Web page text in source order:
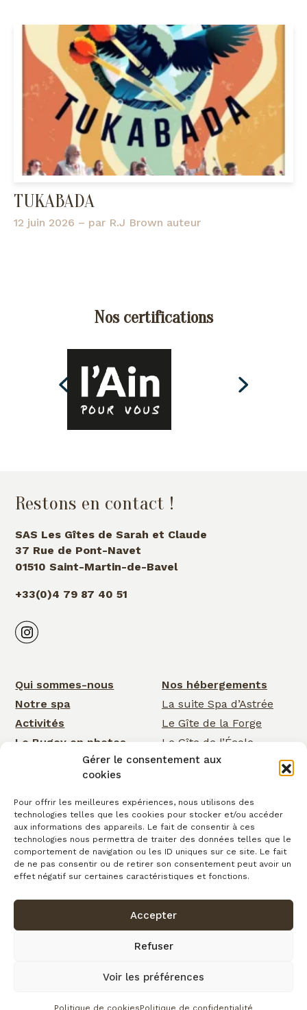
Gérer le consentement aux
cookies
Pour offrir les meilleures expériences, nous utilisons des
technologies telles que les cookies pour stocker et/ou accéder
aux informations des appareils. Le fait de consentir à ces
technologies nous permettra de traiter des données telles que le
comportement de navigation ou les ID uniques sur ce site. Le fait
de ne pas consentir ou de retirer son consentement peut avoir un
effet négatif sur certaines caractéristiques et fonctions.
Accepter
Refuser
Voir les préférences
Politique de cookiesPolitique de confidentialité
TUKABADA
12 juin 2026 – par R.J Brown auteur
Nos certifications
Restons en contact !
SAS Les Gîtes de Sarah et Claude
37 Rue de Pont-Navet
01510 Saint-Martin-de-Bavel
+33(0)4 79 87 40 51
Qui sommes-nous
Notre spa
Activités
Le Bugey en photos
Nos services
Événementiel
Actualités
Cartes cadeaux
Contact
Nos hébergements
La suite Spa d’Astrée
Le Gîte de la Forge
Le Gîte de l’École
Le Gîte de la Cascade
La Chambre de la
Cascade
La Chambre d’Astrée
Le Gîte de
Clairefontaine
Conditions générales de vente
Plan du site
fait avec par l’Agence IDCOM